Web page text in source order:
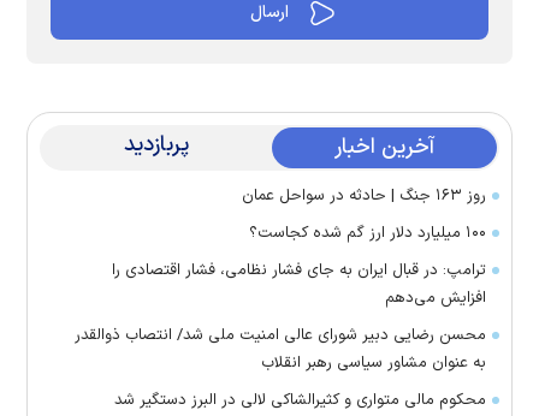
آخرین اخبار پربازدید
روز ۱۶۳ جنگ | حادثه در سواحل عمان
۱۰۰ میلیارد دلار ارز گم شده کجاست؟
ترامپ: در قبال ایران به جای فشار نظامی، فشار اقتصادی را
افزایش می‌دهم
محسن رضایی دبیر شورای عالی امنیت ملی شد/ انتصاب ذوالقدر
به عنوان مشاور سیاسی رهبر انقلاب
محکوم مالی متواری و کثیرالشاکی لالی در البرز دستگیر شد